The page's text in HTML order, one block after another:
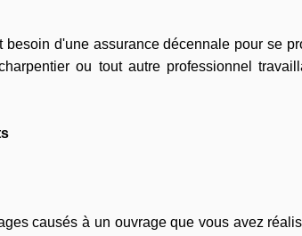
d'une assurance décennale pour se
ou tout autre professionnel
causés à un ouvrage que vous avez